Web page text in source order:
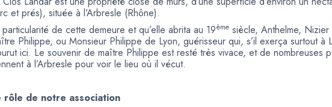
et prés), située à l’Arbresle (Rhône).
particularité de cette demeure et qu’elle abrita au 19ème siècle, Anthelme,
Philippe, ou Monsieur Philippe de Lyon, guérisseur qui, s’il exerça surtout à
ici. Le souvenir de maître Philippe est resté très vivace, et de nombreuses
à l’Arbresle pour voir le lieu où il vécut.
rôle de notre association